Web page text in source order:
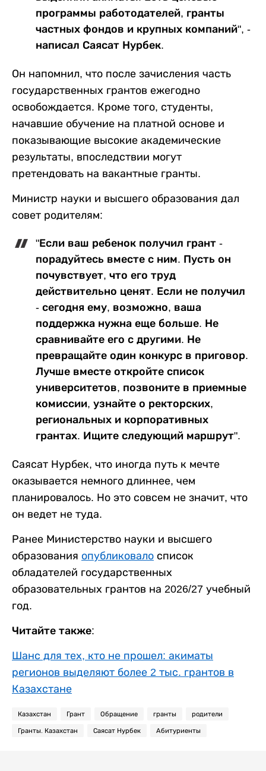
программы работодателей, гранты
частных фондов и крупных компаний", -
написал Саясат Нурбек.
Он напомнил, что после зачисления часть
государственных грантов ежегодно
освобождается. Кроме того, студенты,
начавшие обучение на платной основе и
показывающие высокие академические
результаты, впоследствии могут
претендовать на вакантные гранты.
Министр науки и высшего образования дал
совет родителям:
"Если ваш ребенок получил грант -
порадуйтесь вместе с ним. Пусть он
почувствует, что его труд
действительно ценят. Если не получил
- сегодня ему, возможно, ваша
поддержка нужна еще больше. Не
сравнивайте его с другими. Не
превращайте один конкурс в приговор.
Лучше вместе откройте список
университетов, позвоните в приемные
комиссии, узнайте о ректорских,
региональных и корпоративных
грантах. Ищите следующий маршрут".
Саясат Нурбек, что иногда путь к мечте
оказывается немного длиннее, чем
планировалось. Но это совсем не значит, что
он ведет не туда.
Ранее Министерство науки и высшего
образования опубликовало список
обладателей государственных
образовательных грантов на 2026/27 учебный
год.
Читайте также:
Шанс для тех, кто не прошел: акиматы
регионов выделяют более 2 тыс. грантов в
Казахстане
Казахстан Грант Обращение гранты родители
Гранты. Казахстан Саясат Нурбек Абитуриенты